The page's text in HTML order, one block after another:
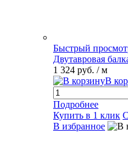
Быстрый
Двутавровая
1 324 руб. / м
В
Подробнее
Купить в 1 клик
В избранное